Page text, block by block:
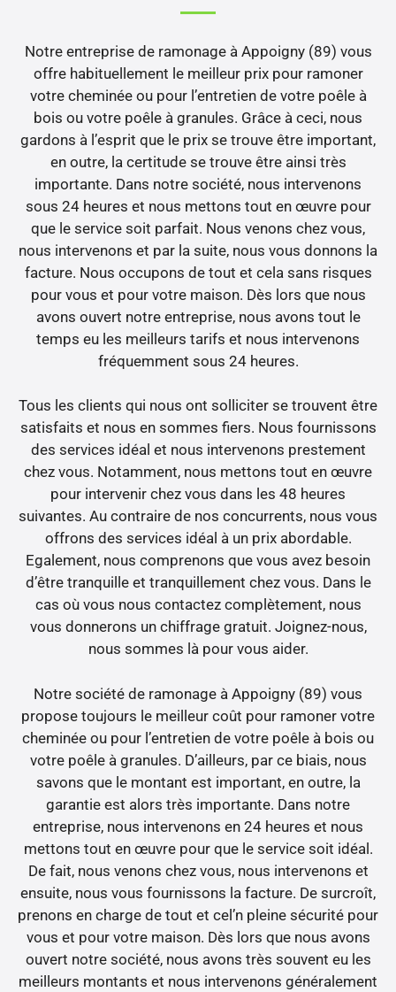
Notre entreprise de ramonage à Appoigny (89) vous
offre habituellement le meilleur prix pour ramoner
votre cheminée ou pour l’entretien de votre poêle à
bois ou votre poêle à granules. Grâce à ceci, nous
gardons à l’esprit que le prix se trouve être important,
en outre, la certitude se trouve être ainsi très
importante. Dans notre société, nous intervenons
sous 24 heures et nous mettons tout en œuvre pour
que le service soit parfait. Nous venons chez vous,
nous intervenons et par la suite, nous vous donnons la
facture. Nous occupons de tout et cela sans risques
pour vous et pour votre maison. Dès lors que nous
avons ouvert notre entreprise, nous avons tout le
temps eu les meilleurs tarifs et nous intervenons
fréquemment sous 24 heures.
Tous les clients qui nous ont solliciter se trouvent être
satisfaits et nous en sommes fiers. Nous fournissons
des services idéal et nous intervenons prestement
chez vous. Notamment, nous mettons tout en œuvre
pour intervenir chez vous dans les 48 heures
suivantes. Au contraire de nos concurrents, nous vous
offrons des services idéal à un prix abordable.
Egalement, nous comprenons que vous avez besoin
d’être tranquille et tranquillement chez vous. Dans le
cas où vous nous contactez complètement, nous
vous donnerons un chiffrage gratuit. Joignez-nous,
nous sommes là pour vous aider.
Notre société de ramonage à Appoigny (89) vous
propose toujours le meilleur coût pour ramoner votre
cheminée ou pour l’entretien de votre poêle à bois ou
votre poêle à granules. D’ailleurs, par ce biais, nous
savons que le montant est important, en outre, la
garantie est alors très importante. Dans notre
entreprise, nous intervenons en 24 heures et nous
mettons tout en œuvre pour que le service soit idéal.
De fait, nous venons chez vous, nous intervenons et
ensuite, nous vous fournissons la facture. De surcroît,
prenons en charge de tout et cel’n pleine sécurité pour
vous et pour votre maison. Dès lors que nous avons
ouvert notre société, nous avons très souvent eu les
meilleurs montants et nous intervenons généralement